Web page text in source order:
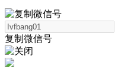
复制微信号